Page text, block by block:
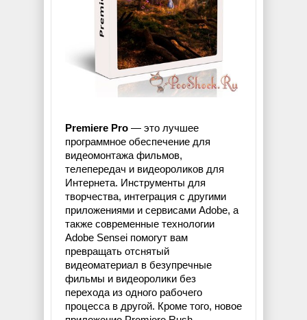
Premiere Pro — это лучшее
программное обеспечение для
видеомонтажа фильмов,
телепередач и видеороликов для
Интернета. Инструменты для
творчества, интеграция с другими
приложениями и сервисами Adobe, а
также современные технологии
Adobe Sensei помогут вам
превращать отснятый
видеоматериал в безупречные
фильмы и видеоролики без
перехода из одного рабочего
процесса в другой. Кроме того, новое